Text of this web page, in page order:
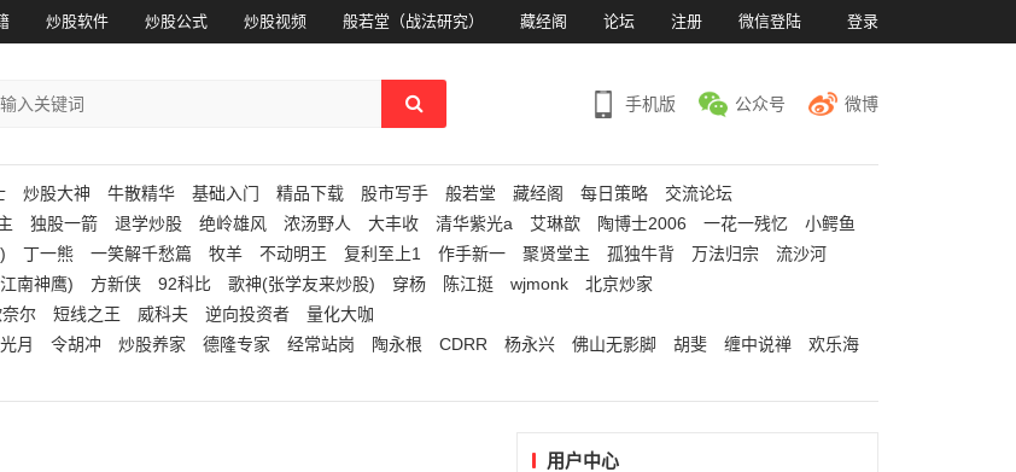
炒股软件 炒股公式 炒股视频 般若堂（战法研究） 藏经阁 论坛 注册 微信登陆 登录
手机版 公众号 微博
炒股大神 牛散精华 基础入门 精品下载 股市写手 般若堂 藏经阁 每日策略
交流论坛
独股一箭 退学炒股 绝岭雄风 浓汤野人 大丰收 清华紫光a 艾琳歆 陶博士2006 一花一残忆
小鳄鱼
丁一熊 一笑解千愁篇 牧羊 不动明王 复利至上1 作手新一 聚贤堂主 孤独牛背 万法归宗
流沙河
南神鹰) 方新侠 92科比 歌神(张学友来炒股) 穿杨 陈江挺 wjmonk
北京炒家
奈尔 短线之王 威科夫 逆向投资者
量化大咖
月 令胡冲 炒股养家 德隆专家 经常站岗 陶永根 CDRR 杨永兴 佛山无影脚 胡斐 缠中说禅
欢乐海
用户中心